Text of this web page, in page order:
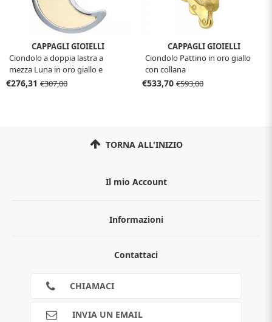
CAPPAGLI GIOIELLI
Ciondolo a doppia lastra a
mezza Luna in oro giallo e
bianco
€276,31 €307,00
CAPPAGLI GIOIELLI
Ciondolo Pattino in oro giallo
con collana
€533,70 €593,00
TORNA ALL'INIZIO
Il mio Account
Informazioni
Guida all'acquisto
Contattaci
CHIAMACI
INVIA UN EMAIL